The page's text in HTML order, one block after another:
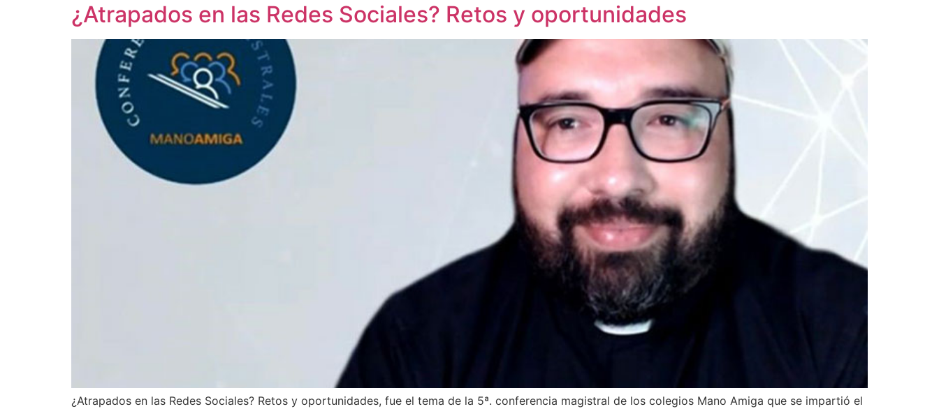
¿Atrapados en las Redes Sociales? Retos y oportunidades
¿Atrapados en las Redes Sociales? Retos y oportunidades, fue el tema de la 5ª. conferencia magistral de los colegios Mano Amiga que se impartió el